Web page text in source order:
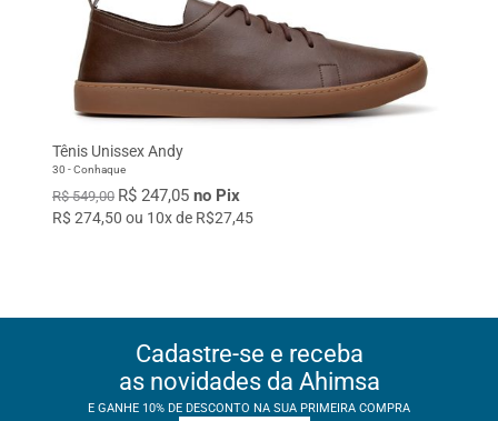
Tênis Unissex Andy
30 - Conhaque
R$ 549,00 R$ 247,05 no Pix
R$ 274,50 ou 10x de R$27,45
Cadastre-se e receba
as novidades da Ahimsa
E GANHE 10% DE DESCONTO NA SUA PRIMEIRA COMPRA